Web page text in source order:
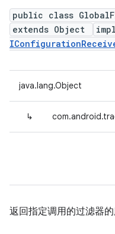
public class
extends Object
java.lang.Object
↳
返回指定调用的过滤器的